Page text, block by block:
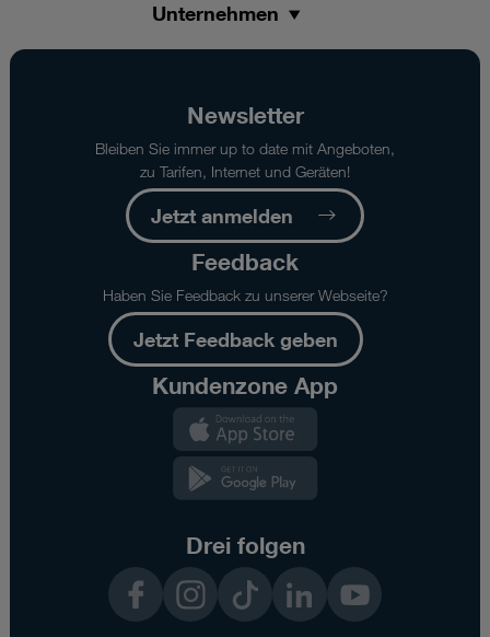
Unternehmen
Newsletter
Bleiben Sie immer up to date mit Angeboten,
zu Tarifen, Internet und Geräten!
Jetzt anmelden
Feedback
Haben Sie Feedback zu unserer Webseite?
Jetzt Feedback geben
Kundenzone App
Drei folgen
InstagramTikTok LinkedIn YouTube